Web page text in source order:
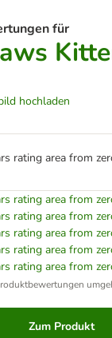
für
hochladen
rating area from
rating area from
rating area from
rating area from
rating area from
rating area from
Zum Produkt